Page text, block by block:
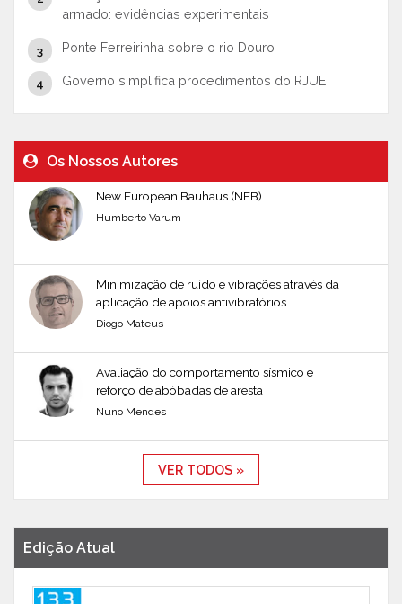
armado: evidências experimentais
Ponte Ferreirinha sobre o rio Douro
Governo simplifica procedimentos do RJUE
Os Nossos Autores
New European Bauhaus (NEB)
Humberto Varum
Minimização de ruído e vibrações através da
aplicação de apoios antivibratórios
Diogo Mateus
Avaliação do comportamento sísmico e
reforço de abóbadas de aresta
Nuno Mendes
VER TODOS »
Edição Atual